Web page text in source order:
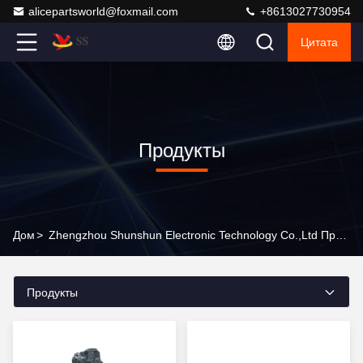
alicepartsworld@foxmail.com +8613027730954
Цитата
Продукты
Дом>
Продукты